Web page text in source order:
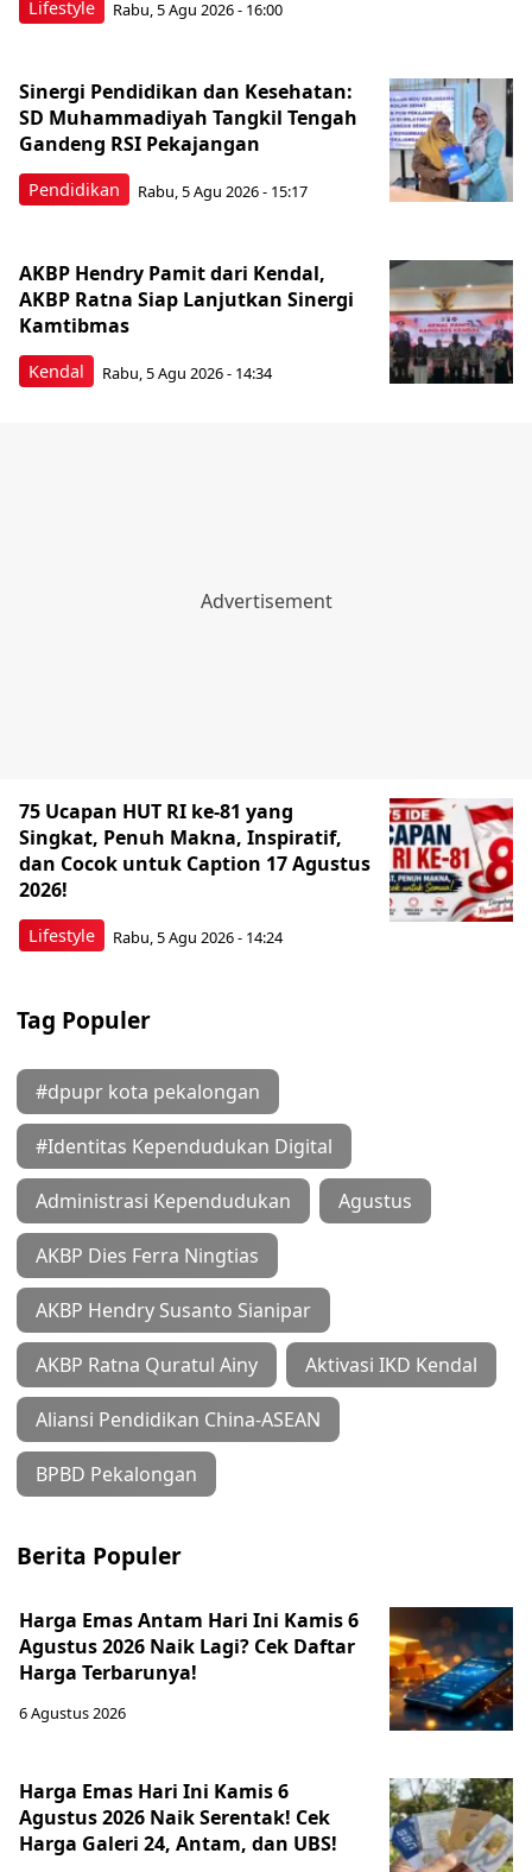
Lifestyle Rabu, 5 Agu 2026 - 16:00
Pendidikan
Sinergi Pendidikan dan Kesehatan:
SD Muhammadiyah Tangkil Tengah
Gandeng RSI Pekajangan
Rabu, 5 Agu 2026 - 15:17
Kendal
AKBP Hendry Pamit dari Kendal,
AKBP Ratna Siap Lanjutkan Sinergi
Kamtibmas
Rabu, 5 Agu 2026 - 14:34
Lifestyle
75 Ucapan HUT RI ke-81 yang
Singkat, Penuh Makna, Inspiratif,
dan Cocok untuk Caption 17 Agustus
2026!
Rabu, 5 Agu 2026 - 14:24
Tag Populer
#dpupr kota pekalongan
#Identitas Kependudukan Digital
Administrasi Kependudukan Agustus
AKBP Dies Ferra Ningtias
AKBP Hendry Susanto Sianipar
AKBP Ratna Quratul Ainy Aktivasi IKD Kendal
Aliansi Pendidikan China-ASEAN
BPBD Pekalongan
Berita Populer
Harga Emas Antam Hari Ini Kamis 6
Agustus 2026 Naik Lagi? Cek Daftar
Harga Terbarunya!
6 Agustus 2026
Harga Emas Hari Ini Kamis 6
Agustus 2026 Naik Serentak! Cek
Harga Galeri 24, Antam, dan UBS!